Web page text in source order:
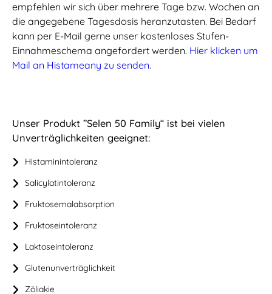
empfehlen wir sich über mehrere Tage bzw. Wochen an
die angegebene Tagesdosis heranzutasten. Bei Bedarf
kann per E-Mail gerne unser kostenloses Stufen-
Einnahmeschema angefordert werden. Hier klicken um
Mail an Histameany zu senden.
Unser Produkt ”Selen 50 Family“ ist bei vielen
Unverträglichkeiten geeignet:
Histaminintoleranz
Salicylatintoleranz
Fruktosemalabsorption
Fruktoseintoleranz
Laktoseintoleranz
Glutenunverträglichkeit
Zöliakie